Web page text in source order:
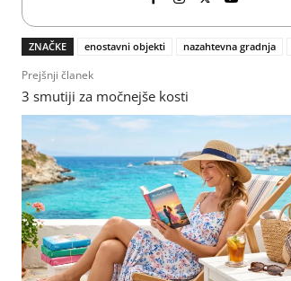
ZNAČKE enostavni objekti nazahtevna gradnja
Prejšnji članek
3 smutiji za močnejše kosti